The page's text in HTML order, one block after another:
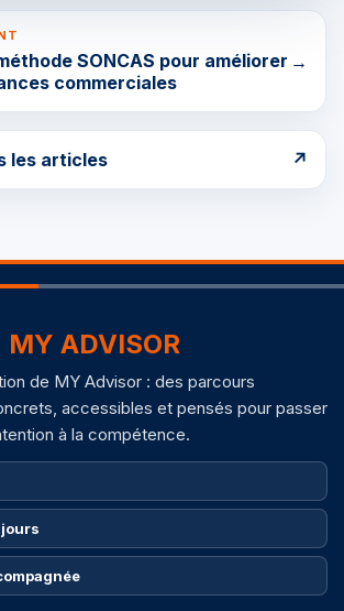
SONCAS pour améliorer
commerciales
→
les articles ↗
MY ADVISOR
de MY Advisor : des parcours
accessibles et pensés pour passer
à la compétence.
jours